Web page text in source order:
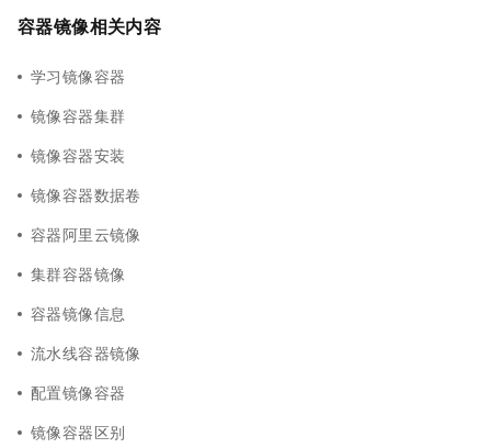
容器镜像相关内容
学习镜像容器
镜像容器集群
镜像容器安装
镜像容器数据卷
容器阿里云镜像
集群容器镜像
容器镜像信息
流水线容器镜像
配置镜像容器
镜像容器区别